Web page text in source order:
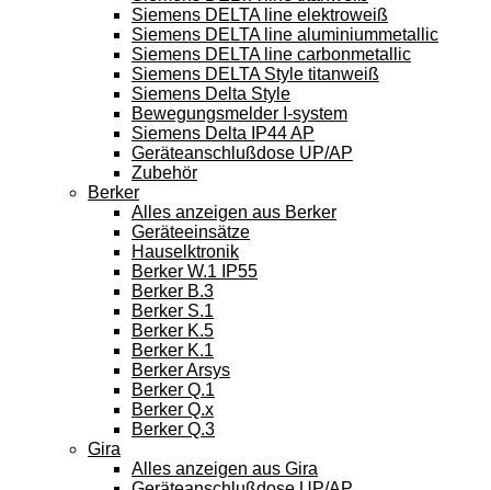
Siemens DELTA line elektroweiß
Siemens DELTA line aluminiummetallic
Siemens DELTA line carbonmetallic
Siemens DELTA Style titanweiß
Siemens Delta Style
Bewegungsmelder I-system
Siemens Delta IP44 AP
Geräteanschlußdose UP/AP
Zubehör
Berker
Alles anzeigen aus Berker
Geräteeinsätze
Hauselktronik
Berker W.1 IP55
Berker B.3
Berker S.1
Berker K.5
Berker K.1
Berker Arsys
Berker Q.1
Berker Q.x
Berker Q.3
Gira
Alles anzeigen aus Gira